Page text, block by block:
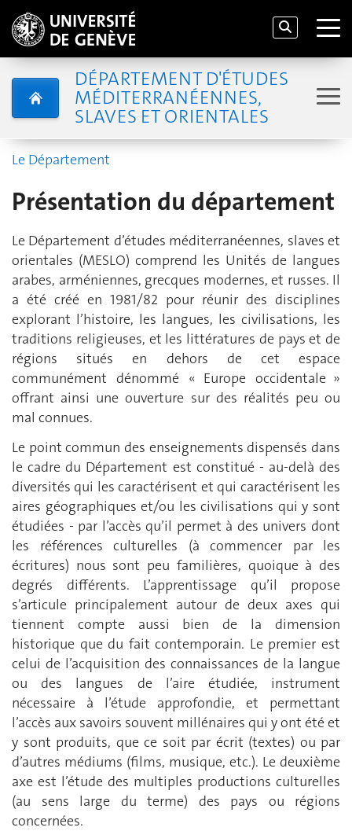
DÉPARTEMENT D'ÉTUDES
MÉDITERRANÉENNES,
SLAVES ET ORIENTALES
Le Département
Présentation du département
Le Département d’études méditerranéennes, slaves et
orientales (MESLO) comprend les Unités de langues
arabes, arméniennes, grecques modernes, et russes. Il
a été créé en 1981/82 pour réunir des disciplines
explorant l’histoire, les langues, les civilisations, les
traditions religieuses, et les littératures de pays et de
régions situés en dehors de cet espace
communément dénommé « Europe occidentale »
offrant ainsi une ouverture sur des réalités peu ou
mal connues.
Le point commun des enseignements dispensés dans
le cadre du Département est constitué - au-delà des
diversités qui les caractérisent et qui caractérisent les
aires géographiques et/ou les civilisations qui y sont
étudiées - par l’accès qu’il permet à des univers dont
les références culturelles (à commencer par les
écritures) nous sont peu familières, quoique à des
degrés différents. L’apprentissage qu’il propose
s’articule principalement autour de deux axes qui
tiennent compte aussi bien de la dimension
historique que du fait contemporain. Le premier est
celui de l’acquisition des connaissances de la langue
ou des langues de l’aire étudiée, instrument
nécessaire à l’étude approfondie, et permettant
l’accès aux savoirs souvent millénaires qui y ont été et
y sont produits, que ce soit par écrit (textes) ou par
d’autres médiums (films, musique, etc.). Le deuxième
axe est l’étude des multiples productions culturelles
(au sens large du terme) des pays ou régions
concernées.